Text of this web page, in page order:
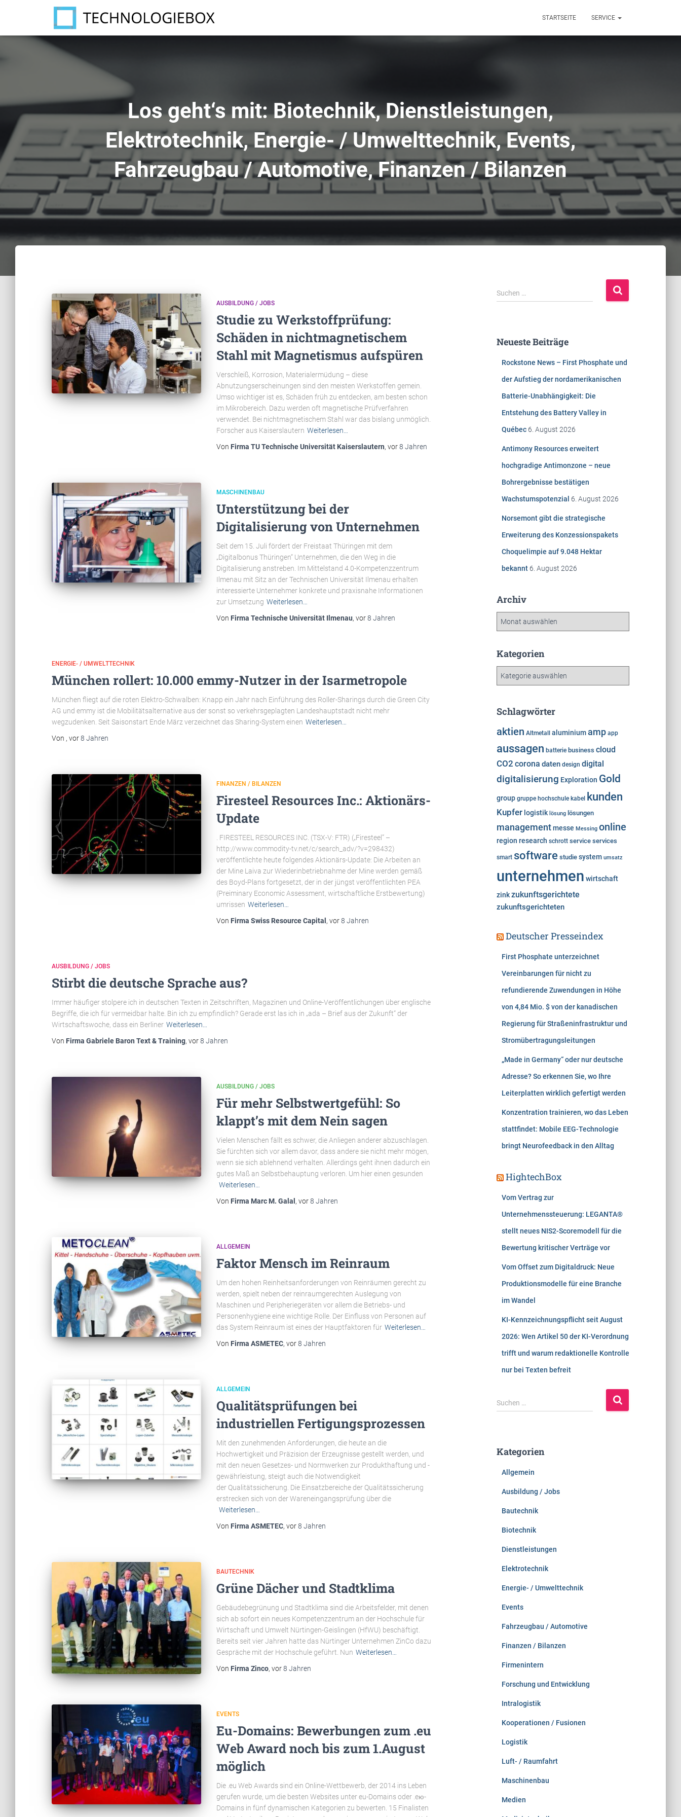
STARTSEITE SERVICE
Los geht‘s mit: Biotechnik, Dienstleistungen,
Elektrotechnik, Energie- / Umwelttechnik, Events,
Fahrzeugbau / Automotive, Finanzen / Bilanzen
AUSBILDUNG / JOBS
Studie zu Werkstoffprüfung:
Schäden in nichtmagnetischem
Stahl mit Magnetismus aufspüren
Verschleiß, Korrosion, Materialermüdung – diese
Abnutzungserscheinungen sind den meisten Werkstoffen gemein.
Umso wichtiger ist es, Schäden früh zu entdecken, am besten schon
im Mikrobereich. Dazu werden oft magnetische Prüfverfahren
verwendet. Bei nichtmagnetischem Stahl war das bislang unmöglich.
Forscher aus Kaiserslautern Weiterlesen…
Von Firma TU Technische Universität Kaiserslautern, vor8 Jahren
MASCHINENBAU
Unterstützung bei der
Digitalisierung von Unternehmen
Seit dem 15. Juli fördert der Freistaat Thüringen mit dem
„Digitalbonus Thüringen“ Unternehmen, die den Weg in die
Digitalisierung anstreben. Im Mittelstand 4.0-Kompetenzzentrum
Ilmenau mit Sitz an der Technischen Universität Ilmenau erhalten
interessierte Unternehmer konkrete und praxisnahe Informationen
zur Umsetzung Weiterlesen…
Von Firma Technische Universität Ilmenau, vor8 Jahren
ENERGIE- / UMWELTTECHNIK
München rollert: 10.000 emmy-Nutzer in der Isarmetropole
München fliegt auf die roten Elektro-Schwalben: Knapp ein Jahr nach Einführung des Roller-Sharings durch die Green City
AG und emmy ist die Mobilitätsalternative aus der sonst so verkehrsgeplagten Landeshauptstadt nicht mehr
wegzudenken. Seit Saisonstart Ende März verzeichnet das Sharing-System einen Weiterlesen…
Von , vor8 Jahren
FINANZEN / BILANZEN
Firesteel Resources Inc.: Aktionärs-
Update
. FIRESTEEL RESOURCES INC. (TSX-V: FTR) („Firesteel” –
http://www.commodity-tv.net/c/search_adv/?v=298432)
veröffentlichte heute folgendes Aktionärs-Update: Die Arbeiten an
der Mine Laiva zur Wiederinbetriebnahme der Mine werden gemäß
des Boyd-Plans fortgesetzt, der in der jüngst veröffentlichten PEA
(Preiminary Economic Assessment, wirtschaftliche Erstbewertung)
umrissen Weiterlesen…
Von Firma Swiss Resource Capital , vor8 Jahren
AUSBILDUNG / JOBS
Stirbt die deutsche Sprache aus?
Immer häufiger stolpere ich in deutschen Texten in Zeitschriften, Magazinen und Online-Veröffentlichungen über englische
Begriffe, die ich für vermeidbar halte. Bin ich zu empfindlich? Gerade erst las ich in „ada – Brief aus der Zukunft“ der
Wirtschaftswoche, dass ein Berliner Weiterlesen…
Von Firma Gabriele Baron Text & Training, vor8 Jahren
AUSBILDUNG / JOBS
Für mehr Selbstwertgefühl: So
klappt’s mit dem Nein sagen
Vielen Menschen fällt es schwer, die Anliegen anderer abzuschlagen.
Sie fürchten sich vor allem davor, dass andere sie nicht mehr mögen,
wenn sie sich ablehnend verhalten. Allerdings geht ihnen dadurch ein
gutes Maß an Selbstbehauptung verloren. Um hier einen gesunden
Weiterlesen…
Von Firma Marc M. Galal , vor8 Jahren
ALLGEMEIN
Faktor Mensch im Reinraum
Um den hohen Reinheitsanforderungen von Reinräumen gerecht zu
werden, spielt neben der reinraumgerechten Auslegung von
Maschinen und Peripheriegeräten vor allem die Betriebs- und
Personenhygiene eine wichtige Rolle. Der Einfluss von Personen auf
das System Reinraum ist eines der Hauptfaktoren für Weiterlesen…
Von Firma ASMETEC, vor8 Jahren
ALLGEMEIN
Qualitätsprüfungen bei
industriellen Fertigungsprozessen
Mit den zunehmenden Anforderungen, die heute an die
Hochwertigkeit und Präzision der Erzeugnisse gestellt werden, und
mit den neuen Gesetzes- und Normwerken zur Produkthaftung und -
gewährleistung, steigt auch die Notwendigkeit
der Qualitätssicherung. Die Einsatzbereiche der Qualitätssicherung
erstrecken sich von der Wareneingangsprüfung über die
Weiterlesen…
Von Firma ASMETEC, vor8 Jahren
BAUTECHNIK
Grüne Dächer und Stadtklima
Gebäudebegrünung und Stadtklima sind die Arbeitsfelder, mit denen
sich ab sofort ein neues Kompetenzzentrum an der Hochschule für
Wirtschaft und Umwelt Nürtingen-Geislingen (HfWU) beschäftigt.
Bereits seit vier Jahren hatte das Nürtinger Unternehmen ZinCo dazu
Gespräche mit der Hochschule geführt. Nun Weiterlesen…
Von Firma Zinco, vor8 Jahren
EVENTS
Eu-Domains: Bewerbungen zum .eu
Web Award noch bis zum 1.August
möglich
Die .eu Web Awards sind ein Online-Wettbewerb, der 2014 ins Leben
gerufen wurde, um die besten Websites unter eu-Domains oder .eю-
Domains in fünf dynamischen Kategorien zu bewerten. 15 Finalisten
S
u
n
Suchen …
Neueste Beiträge
Rockstone News – First Phosphate und
der Aufstieg der nordamerikanischen
Batterie-Unabhängigkeit: Die
Entstehung des Battery Valley in
Québec 6. August 2026
Antimony Resources erweitert
hochgradige Antimonzone – neue
Bohrergebnisse bestätigen
Wachstumspotenzial 6. August 2026
Norsemont gibt die strategische
Erweiterung des Konzessionspakets
Choquelimpie auf 9.048 Hektar
bekannt 6. August 2026
Archiv
h
Kategorien
g
i
e
Schlagwörter
aktien Altmetall aluminium amp app
aussagen batterie business cloud
CO2 corona daten design digital
digitalisierung Exploration Gold
group gruppe hochschule kabel kunden
Kupfer logistik lösung lösungen
management messe Messing online
region research schrott service services
smart software studie system umsatz
unternehmen wirtschaft
zink zukunftsgerichtete
zukunftsgerichteten
Deutscher Presseindex
First Phosphate unterzeichnet
Vereinbarungen für nicht zu
refundierende Zuwendungen in Höhe
von 4,84 Mio. $ von der kanadischen
Regierung für Straßeninfrastruktur und
Stromübertragungsleitungen
„Made in Germany“ oder nur deutsche
Adresse? So erkennen Sie, wo Ihre
Leiterplatten wirklich gefertigt werden
Konzentration trainieren, wo das Leben
stattfindet: Mobile EEG-Technologie
bringt Neurofeedback in den Alltag
HightechBox
Vom Vertrag zur
Unternehmenssteuerung: LEGANTA®
stellt neues NIS2-Scoremodell für die
Bewertung kritischer Verträge vor
Vom Offset zum Digitaldruck: Neue
Produktionsmodelle für eine Branche
im Wandel
KI-Kennzeichnungspflicht seit August
2026: Wen Artikel 50 der KI-Verordnung
trifft und warum redaktionelle Kontrolle
nur bei Texten befreit
S
u
n
Suchen …
Kategorien
Allgemein
Ausbildung / Jobs
Bautechnik
Biotechnik
Dienstleistungen
Elektrotechnik
Energie- / Umwelttechnik
Events
Fahrzeugbau / Automotive
Finanzen / Bilanzen
Firmenintern
Forschung und Entwicklung
Intralogistik
Kooperationen / Fusionen
Logistik
Luft- / Raumfahrt
Maschinenbau
Medien